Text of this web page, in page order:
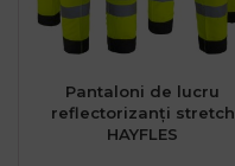
Pantaloni de lucru
reflectorizanți stretch
HAYFLES